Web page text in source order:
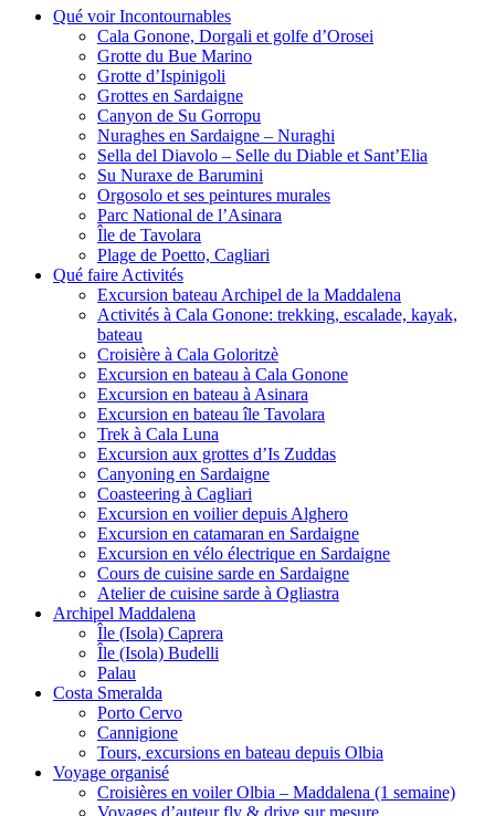
Qué voir Incontournables
Cala Gonone, Dorgali et golfe d’Orosei
Grotte du Bue Marino
Grotte d’Ispinigoli
Grottes en Sardaigne
Canyon de Su Gorropu
Nuraghes en Sardaigne – Nuraghi
Sella del Diavolo – Selle du Diable et Sant’Elia
Su Nuraxe de Barumini
Orgosolo et ses peintures murales
Parc National de l’Asinara
Île de Tavolara
Plage de Poetto, Cagliari
Qué faire Activités
Excursion bateau Archipel de la Maddalena
Activités à Cala Gonone: trekking, escalade, kayak,
bateau
Croisière à Cala Goloritzè
Excursion en bateau à Cala Gonone
Excursion en bateau à Asinara
Excursion en bateau île Tavolara
Trek à Cala Luna
Excursion aux grottes d’Is Zuddas
Canyoning en Sardaigne
Coasteering à Cagliari
Excursion en voilier depuis Alghero
Excursion en catamaran en Sardaigne
Excursion en vélo électrique en Sardaigne
Cours de cuisine sarde en Sardaigne
Atelier de cuisine sarde à Ogliastra
Archipel Maddalena
Île (Isola) Caprera
Île (Isola) Budelli
Palau
Costa Smeralda
Porto Cervo
Cannigione
Tours, excursions en bateau depuis Olbia
Voyage organisé
Croisières en voiler Olbia – Maddalena (1 semaine)
Voyages d’auteur fly & drive sur mesure